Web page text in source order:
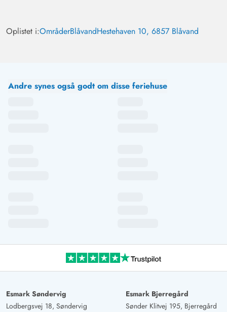
Oplistet i:OmråderBlåvandHestehaven 10, 6857 Blåvand
Andre synes også godt om disse feriehuse
Esmark Søndervig
Lodbergsvej 18, Søndervig
Esmark Bjerregård
Sønder Klitvej 195, Bjerregård